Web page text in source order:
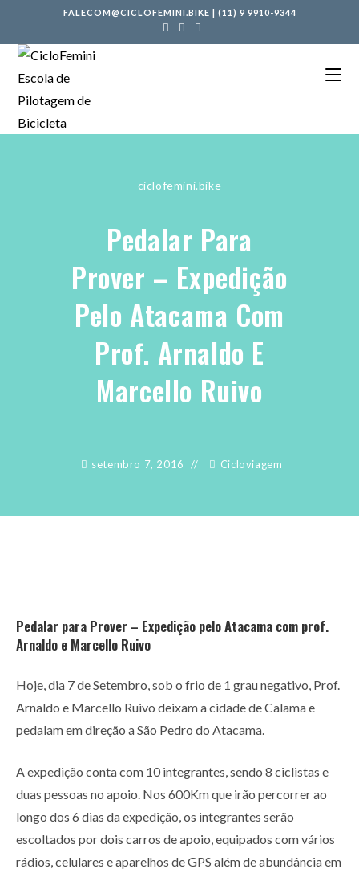
FALECOM@CICLOFEMINI.BIKE | (11) 9 9910-9344
ciclofemini.bike
Pedalar Para
Prover – Expedição
Pelo Atacama Com
Prof. Arnaldo E
Marcello Ruivo
setembro 7, 2016 Cicloviagem
Pedalar para Prover – Expedição pelo Atacama com prof.
Arnaldo e Marcello Ruivo
Hoje, dia 7 de Setembro, sob o frio de 1 grau negativo, Prof.
Arnaldo e Marcello Ruivo deixam a cidade de Calama e
pedalam em direção a São Pedro do Atacama.
A expedição conta com 10 integrantes, sendo 8 ciclistas e
duas pessoas no apoio. Nos 600Km que irão percorrer ao
longo dos 6 dias da expedição, os integrantes serão
escoltados por dois carros de apoio, equipados com vários
rádios, celulares e aparelhos de GPS além de abundância em